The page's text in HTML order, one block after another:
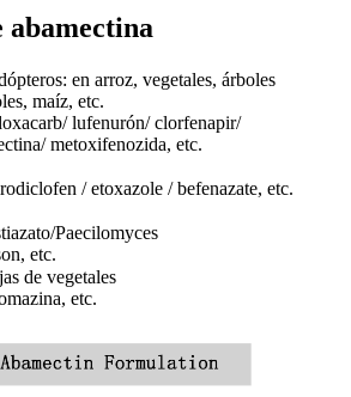
abamectina
en arroz, vegetales, árboles
maíz, etc.
lufenurón/ clorfenapir/
metoxifenozida, etc.
/ etoxazole / befenazate, etc.
Paecilomyces
etc.
de vegetales
etc.